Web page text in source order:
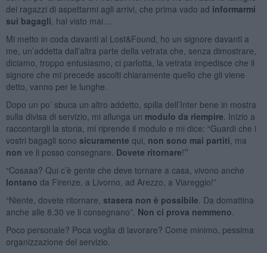
dei ragazzi di aspettarmi agli arrivi, che prima vado ad informarmi
sui bagagli, hai visto mai…
Mi metto in coda davanti al Lost&Found, ho un signore davanti a
me, un’addetta dall’altra parte della vetrata che, senza dimostrare,
diciamo, troppo entusiasmo, ci parlotta, la vetrata impedisce che il
signore che mi precede ascolti chiaramente quello che gli viene
detto, vanno per le lunghe.
Dopo un po’ sbuca un altro addetto, spilla dell’Inter bene in mostra
sulla divisa di servizio, mi allunga un modulo da riempire. Inizio a
raccontargli la storia, mi riprende il modulo e mi dice: “Guardi che i
vostri bagagli sono sicuramente qui, non sono mai partiti, ma
non ve li posso consegnare. Dovete ritornare!”
“Cosaaa? Qui c’è gente che deve tornare a casa, vivono anche
lontano da Firenze, a Livorno, ad Arezzo, a Viareggio!”
“Niente, dovete ritornare, stasera non è possibile. Da domattina
anche alle 8.30 ve li consegnano”. Non ci prova nemmeno.
Poco personale? Poca voglia di lavorare? Come minimo, pessima
organizzazione del servizio.